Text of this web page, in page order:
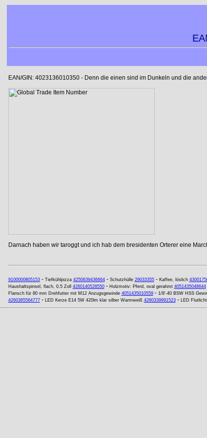
EAN/GIN: 4023136010350 - Denn die einen sind im Dunkeln und die
Darnach haben wir taroggt und ich hab dem bresidenten Orterer eine
9100000805153- Tiefkühlpizza 4250639436664- Schutzhülle 29033355- Kaffee, löslich
Haushaltspinsel, flach, 0,5 Zoll 4260140528550- Holzmotiv: Pferd, oval gerahmt 4051435048644
Flansch für 80 mm Drehfutter mit M12 Anzugsgewinde 4051435010559- 1/8'-40 BSW HSS
4260365564777- LED Kerze E14 5W 420lm klar silber Warmweiß 4260339991523- LED